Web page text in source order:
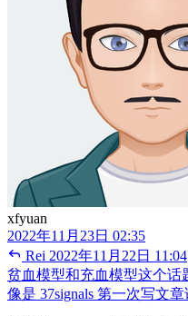
xfyuan
2022年11月23日 02:35
Rei 2022年11月22日 11:04
贫血模型和充血模型这个话
像是 37signals 第一次写文